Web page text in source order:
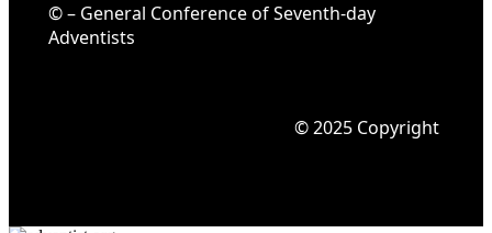
© – General Conference of Seventh-day
Adventists
© 2025 Copyright